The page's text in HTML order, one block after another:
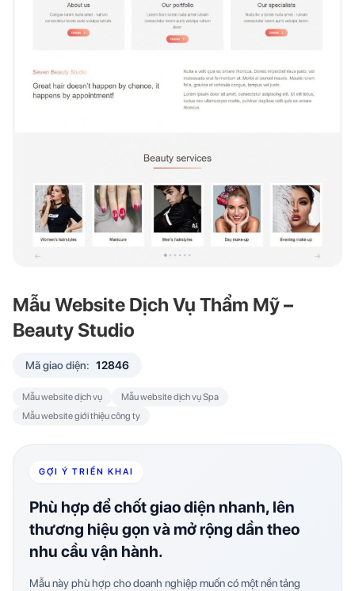
Mẫu Website Dịch Vụ Thẩm Mỹ –
Beauty Studio
Mã giao diện: 12846
Mẫu website dịch vụ
Mẫu website dịch vụ Spa
Mẫu website giới thiệu công ty
GỢI Ý TRIỂN KHAI
Phù hợp để chốt giao diện nhanh, lên
thương hiệu gọn và mở rộng dần theo
nhu cầu vận hành.
Mẫu này phù hợp cho doanh nghiệp muốn có một nền tảng